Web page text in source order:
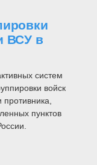
ВСУ в
систем
войск
пунктов